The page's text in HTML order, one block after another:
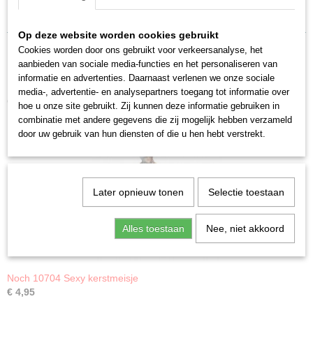
Staat
Ook interessant
Noch 10704 Sexy kerstmeisje
€ 4,95
Op deze website worden cookies gebruikt
Cookies worden door ons gebruikt voor verkeersanalyse, het
aanbieden van sociale media-functies en het personaliseren van
informatie en advertenties. Daarnaast verlenen we onze sociale
media-, advertentie- en analysepartners toegang tot informatie over
hoe u onze site gebruikt. Zij kunnen deze informatie gebruiken in
combinatie met andere gegevens die zij mogelijk hebben verzameld
door uw gebruik van hun diensten of die u hen hebt verstrekt.
Later opnieuw tonen Selectie toestaan
Alles toestaan Nee, niet akkoord